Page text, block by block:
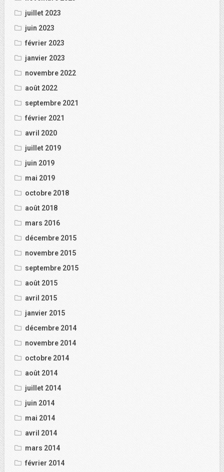
juillet 2023
juin 2023
février 2023
janvier 2023
novembre 2022
août 2022
septembre 2021
février 2021
avril 2020
juillet 2019
juin 2019
mai 2019
octobre 2018
août 2018
mars 2016
décembre 2015
novembre 2015
septembre 2015
août 2015
avril 2015
janvier 2015
décembre 2014
novembre 2014
octobre 2014
août 2014
juillet 2014
juin 2014
mai 2014
avril 2014
mars 2014
février 2014